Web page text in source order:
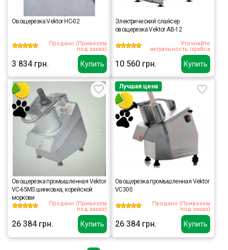
Купить
Овощерезка Vektor HC-02
Продано (Привезем
под заказ)
3 834 грн. Купить
Электрический слайсер
овощерезка Vektor AB-12
Уточняйте
актуальность прайса
10 560 грн.
Купить
Овощерезка промышленная Vektor
VC-65MS шинковка, корейской
моркови
Продано (Привезем
под заказ)
26 384 грн. Купить
Лучшая цена
Овощерезка промышленная Vektor
VC300
Продано (Привезем
под заказ)
26 384 грн.